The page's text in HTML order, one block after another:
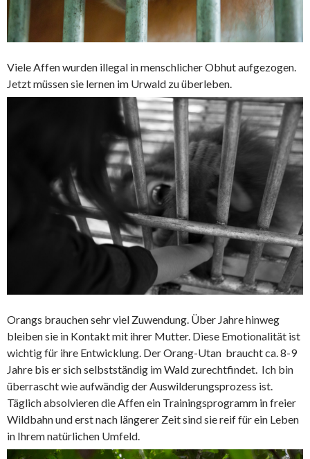
Viele Affen wurden illegal in menschlicher Obhut aufgezogen.
Jetzt müssen sie lernen im Urwald zu überleben.
Orangs brauchen sehr viel Zuwendung. Über Jahre hinweg
bleiben sie in Kontakt mit ihrer Mutter. Diese Emotionalität ist
wichtig für ihre Entwicklung. Der Orang-Utan braucht ca. 8-9
Jahre bis er sich selbstständig im Wald zurechtfindet. Ich bin
überrascht wie aufwändig der Auswilderungsprozess ist.
Täglich absolvieren die Affen ein Trainingsprogramm in freier
Wildbahn und erst nach längerer Zeit sind sie reif für ein Leben
in Ihrem natürlichen Umfeld.